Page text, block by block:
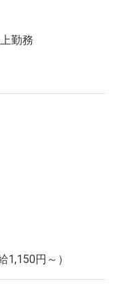
勤務
円～）